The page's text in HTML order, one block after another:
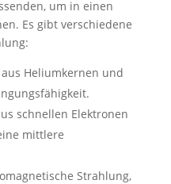
um in einen
Es gibt verschiedene
Heliumkernen und
schnellen Elektronen
mittlere
Strahlung,